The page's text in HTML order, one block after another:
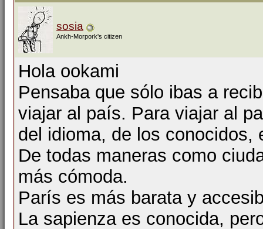
sosia
Ankh-Morpork's citizen
Hola ookami
Pensaba que sólo ibas a
viajar al país. Para viajar al
del idioma, de los conocidos,
De todas maneras como
más cómoda.
París es más barata y
La sapienza es conocida,